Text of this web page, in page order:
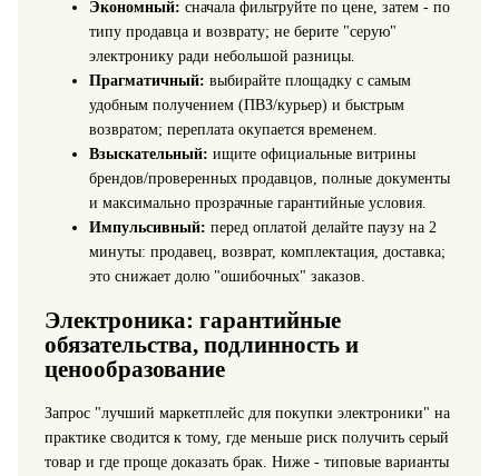
Экономный: сначала фильтруйте по цене, затем - по
типу продавца и возврату; не берите "серую"
электронику ради небольшой разницы.
Прагматичный: выбирайте площадку с самым
удобным получением (ПВЗ/курьер) и быстрым
возвратом; переплата окупается временем.
Взыскательный: ищите официальные витрины
брендов/проверенных продавцов, полные документы
и максимально прозрачные гарантийные условия.
Импульсивный: перед оплатой делайте паузу на 2
минуты: продавец, возврат, комплектация, доставка;
это снижает долю "ошибочных" заказов.
Электроника: гарантийные
обязательства, подлинность и
ценообразование
Запрос "лучший маркетплейс для покупки электроники" на
практике сводится к тому, где меньше риск получить серый
товар и где проще доказать брак. Ниже - типовые варианты